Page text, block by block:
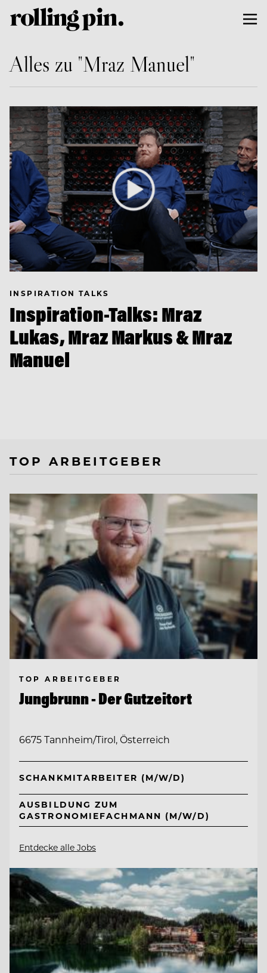
Alles zu "Mraz Manuel"
INSPIRATION TALKS
Inspiration-Talks: Mraz
Lukas, Mraz Markus & Mraz
Manuel
TOP ARBEITGEBER
TOP ARBEITGEBER
Jungbrunn - Der Gutzeitort
6675 Tannheim/Tirol, Österreich
SCHANKMITARBEITER (M/W/D)
AUSBILDUNG ZUM
GASTRONOMIEFACHMANN (M/W/D)
Entdecke alle Jobs